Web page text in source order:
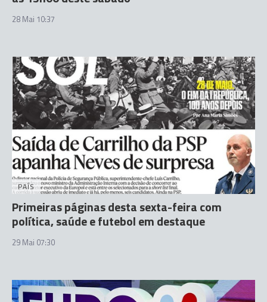
28 Mai 10:37
PAÍS
Primeiras páginas desta sexta-feira com
política, saúde e futebol em destaque
29 Mai 07:30